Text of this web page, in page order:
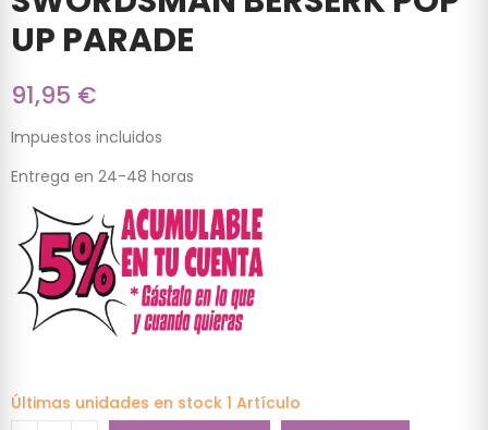
UP PARADE
91,95 €
Impuestos incluidos
Entrega en 24-48 horas
Últimas unidades en stock 1 Artículo